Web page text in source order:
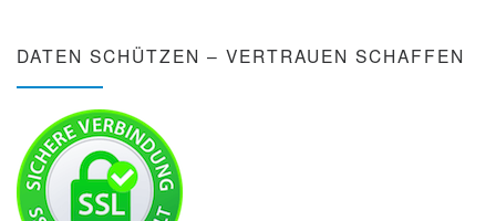
DATEN SCHÜTZEN – VERTRAUEN SCHAFFEN